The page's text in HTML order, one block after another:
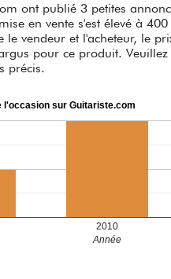
ont publié 3 petites
en vente s'est élevé à
le vendeur et l'acheteur, le
pour ce produit.
précis.
l'occasion sur Guitariste.com
2010
Année